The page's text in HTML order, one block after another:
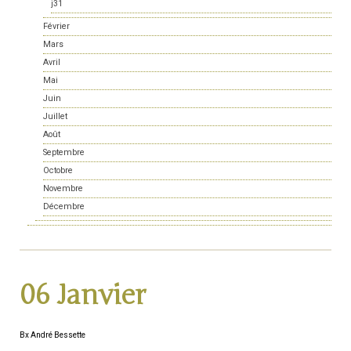
j31
Février
Mars
Avril
Mai
Juin
Juillet
Août
Septembre
Octobre
Novembre
Décembre
06 Janvier
Bx André Bessette